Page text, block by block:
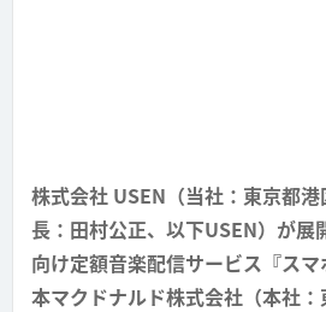
株式会社 USEN（当社：東京都
長：田村公正、以下USEN）が展
向け定額音楽配信サービス『ス
本マクドナルド株式会社（本社